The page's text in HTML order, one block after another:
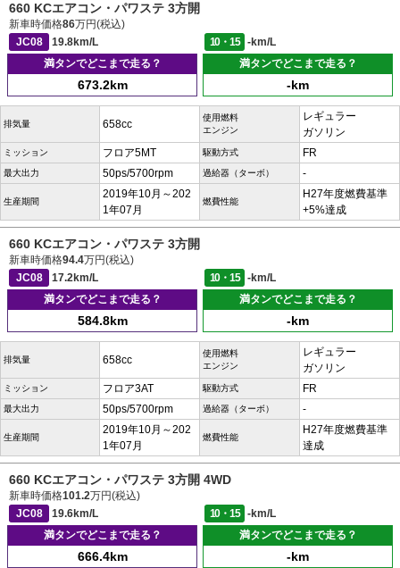
660 KCエアコン・パワステ 3方開
新車時価格86万円(税込)
JC08
19.8km/L 10・15
-km/L
満タンでどこまで走る？
673.2km
満タンでどこまで走る？
-km
排気量 658cc
使用燃料
エンジン
レギュラー
ガソリン
ミッション フロア5MT 駆動方式 FR
最大出力 50ps/5700rpm 過給器（ターボ） -
生産期間
2019年10月～202
1年07月
燃費性能
H27年度燃費基準
+5%達成
660 KCエアコン・パワステ 3方開
新車時価格94.4万円(税込)
JC08
17.2km/L 10・15
-km/L
満タンでどこまで走る？
584.8km
満タンでどこまで走る？
-km
排気量 658cc
使用燃料
エンジン
レギュラー
ガソリン
ミッション フロア3AT 駆動方式 FR
最大出力 50ps/5700rpm 過給器（ターボ） -
生産期間
2019年10月～202
1年07月
燃費性能
H27年度燃費基準
達成
660 KCエアコン・パワステ 3方開 4WD
新車時価格101.2万円(税込)
JC08
19.6km/L 10・15
-km/L
満タンでどこまで走る？
666.4km
満タンでどこまで走る？
-km